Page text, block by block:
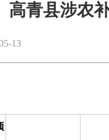
高青县涉农
13